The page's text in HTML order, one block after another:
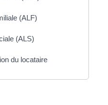
(ALF)
(ALS)
du locataire